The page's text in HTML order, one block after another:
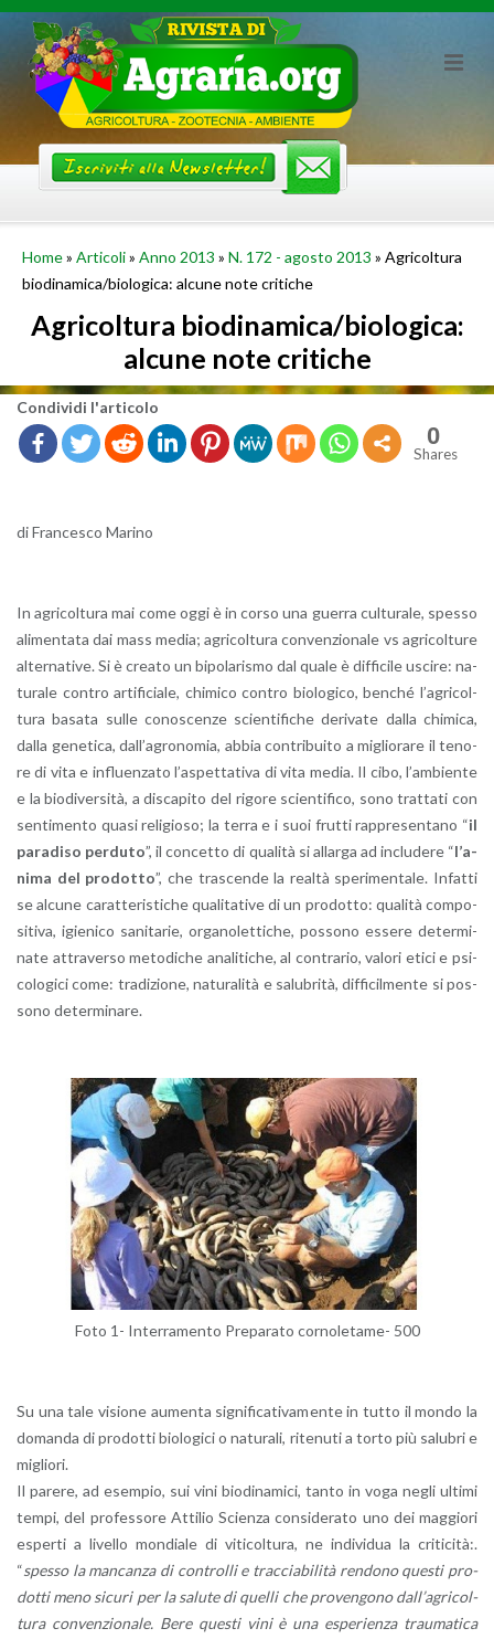
Skip
content
Home» Articoli» Anno 2013 » N. 172 - agosto 2013 » Agricoltura
biodinamica/biologica: alcune note critiche
Agricoltura biodinamica/biologica:
alcune note critiche
Con­di­vi­di l'ar­ti­co­lo
0
Shares
di Fran­ce­sco Ma­ri­no
In agri­col­tu­ra mai come oggi è in corso una guer­ra cul­tu­ra­le, spes­so
ali­men­ta­ta dai mass media; agri­col­tu­ra con­ven­zio­na­le vs agri­col­tu­re
al­ter­na­ti­ve. Si è crea­to un bi­po­la­ri­smo dal quale è dif­fi­ci­le usci­re: na­
tu­ra­le con­tro ar­ti­fi­cia­le, chi­mi­co con­tro bio­lo­g­i­co, ben­ché l’a­gri­col­
tu­ra ba­sa­ta sulle co­no­scen­ze scien­ti­fi­che de­ri­va­te dalla chi­mi­ca,
dalla ge­ne­ti­ca, dal­l’a­gro­no­mia, abbia con­tri­bui­to a mi­glio­ra­re il te­no­
re di vita e in­fluen­za­to l’a­spet­ta­ti­va di vita media. Il cibo, l’am­bien­te
e la bio­di­v­er­si­tà, a di­sca­pi­to del ri­go­re scien­ti­fi­co, sono trat­ta­ti con
sen­ti­men­to quasi re­li­gio­so; la terra e i suoi frut­ti rap­pre­sen­ta­no “il
pa­ra­di­so per­du­to”, il con­cet­to di qua­li­tà si al­lar­ga ad in­clu­de­re “l’a­
ni­ma del pro­dot­to”, che tra­scen­de la real­tà spe­ri­men­ta­le. In­fat­ti
se al­cu­ne ca­rat­te­ri­sti­che qua­li­ta­ti­ve di un pro­dot­to: qua­li­tà com­po­
si­ti­va, igie­ni­co sa­ni­ta­rie, or­ga­no­let­ti­che, pos­so­no es­se­re de­ter­mi­
na­te at­tra­ver­so me­to­di­che ana­li­ti­che, al con­tra­rio, va­lo­ri etici e psi­
co­lo­gi­ci come: tra­di­zio­ne, na­tu­ra­li­tà e sa­lu­bri­tà, dif­fi­cil­men­te si pos­
so­no de­ter­mi­na­re.
Foto 1- In­ter­ra­men­to Pre­pa­ra­to cor­no­le­ta­me- 500
Su una tale vi­sio­ne au­men­ta si­gni­fi­ca­ti­va­men­te in tutto il mondo la
do­man­da di pro­dot­ti bio­lo­g­i­ci o na­tu­ra­li, ri­te­nu­ti a torto più sa­lu­bri e
mi­glio­ri.
Il pa­re­re, ad esem­pio, sui vini bio­di­n­a­mi­ci, tanto in voga negli ul­ti­mi
tempi, del pro­fes­so­re At­ti­lio Scien­za con­si­de­ra­to uno dei mag­gio­ri
esper­ti a li­vel­lo mon­dia­le di vi­ti­col­tu­ra, ne in­di­vi­dua la cri­ti­ci­tà:.
“spes­so la man­can­za di con­trol­li e trac­cia­bi­li­tà ren­do­no que­sti pro­
dot­ti meno si­cu­ri per la sa­lu­te di quel­li che pro­ven­go­no dal­l’a­gri­col­
tu­ra con­ven­zio­na­le. Bere que­sti vini è una espe­rien­za trau­ma­ti­ca